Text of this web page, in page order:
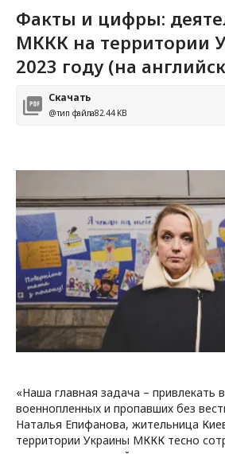
Факты и цифры:
МККК на территории
2023 году (на
Скачать
@тип файла82.44 KB
«Наша главная задача – привлекать
военнопленных и пропавших без
Наталья Епифанова, жительница
территории Украины МККК тесно